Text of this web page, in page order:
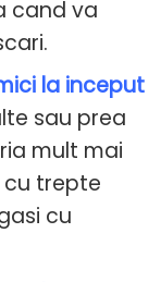
cand va
la inceput
sau prea
mult mai
cu trepte
cu